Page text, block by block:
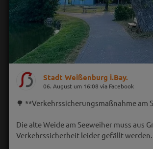
Stadt Weißenburg i.Bay.
06. August um 16:08 via Facebook
🌳 **Verkehrssicherungsmaßnahme am
Die alte Weide am Seeweiher muss aus
Verkehrssicherheit leider gefällt werden.